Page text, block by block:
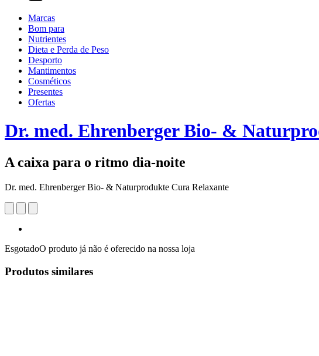
Marcas
Bom para
Nutrientes
Dieta e Perda de Peso
Desporto
Mantimentos
Cosméticos
Presentes
Ofertas
Dr. med. Ehrenberger Bio- &
A caixa para o ritmo dia-noite
Dr. med. Ehrenberger Bio- & Naturprodukte Cura Relaxante
EsgotadoO produto já não é oferecido na nossa loja
Produtos similares